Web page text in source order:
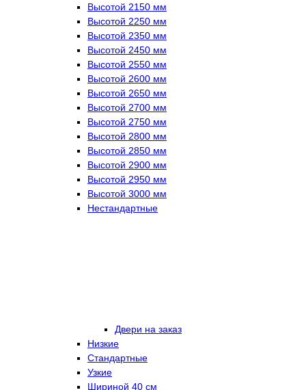
Высотой 2150 мм
Высотой 2250 мм
Высотой 2350 мм
Высотой 2450 мм
Высотой 2550 мм
Высотой 2600 мм
Высотой 2650 мм
Высотой 2700 мм
Высотой 2750 мм
Высотой 2800 мм
Высотой 2850 мм
Высотой 2900 мм
Высотой 2950 мм
Высотой 3000 мм
Нестандартные
Двери на заказ
Низкие
Стандартные
Узкие
Шириной 40 см